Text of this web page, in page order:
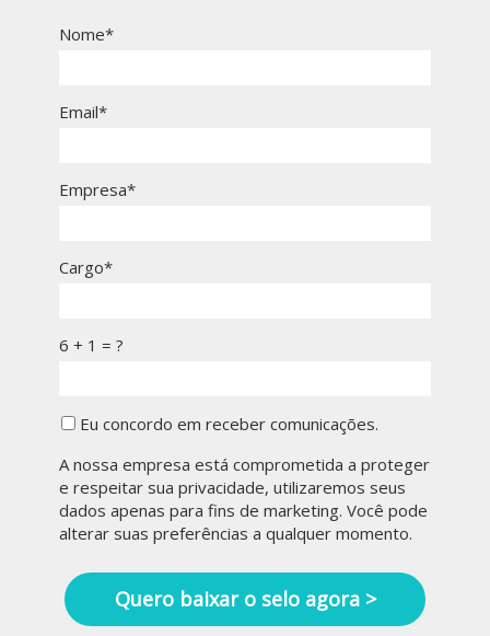
Nome*
Email*
Empresa*
Cargo*
6 + 1 = ?
Eu concordo em receber comunicações.
A nossa empresa está comprometida a proteger
e respeitar sua privacidade, utilizaremos seus
dados apenas para fins de marketing. Você pode
alterar suas preferências a qualquer momento.
Quero baixar o selo agora >